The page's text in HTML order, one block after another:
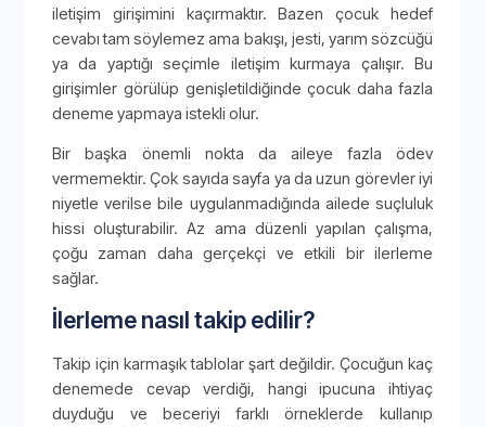
iletişim girişimini kaçırmaktır. Bazen çocuk hedef
cevabı tam söylemez ama bakışı, jesti, yarım sözcüğü
ya da yaptığı seçimle iletişim kurmaya çalışır. Bu
girişimler görülüp genişletildiğinde çocuk daha fazla
deneme yapmaya istekli olur.
Bir başka önemli nokta da aileye fazla ödev
vermemektir. Çok sayıda sayfa ya da uzun görevler iyi
niyetle verilse bile uygulanmadığında ailede suçluluk
hissi oluşturabilir. Az ama düzenli yapılan çalışma,
çoğu zaman daha gerçekçi ve etkili bir ilerleme
sağlar.
İlerleme nasıl takip edilir?
Takip için karmaşık tablolar şart değildir. Çocuğun kaç
denemede cevap verdiği, hangi ipucuna ihtiyaç
duyduğu ve beceriyi farklı örneklerde kullanıp